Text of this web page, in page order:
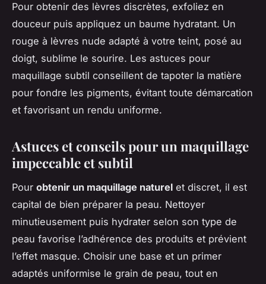
Pour obtenir des lèvres discrètes, exfoliez en
douceur puis appliquez un baume hydratant. Un
rouge à lèvres nude adapté à votre teint, posé au
doigt, sublime le sourire. Les astuces pour
maquillage subtil conseillent de tapoter la matière
pour fondre les pigments, évitant toute démarcation
et favorisant un rendu uniforme.
Astuces et conseils pour un maquillage
impeccable et subtil
Pour obtenir un maquillage naturel et discret, il est
capital de bien préparer la peau. Nettoyer
minutieusement puis hydrater selon son type de
peau favorise l’adhérence des produits et prévient
l’effet masque. Choisir une base et un primer
adaptés uniformise le grain de peau, tout en